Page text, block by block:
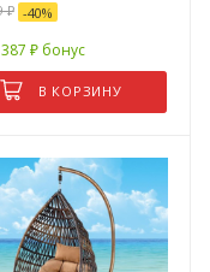
₽ -40%
₽ бонус
В КОРЗИНУ